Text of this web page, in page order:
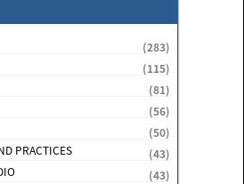
(283)
(115)
(81)
(56)
(50)
PRACTICES
(43)
(43)